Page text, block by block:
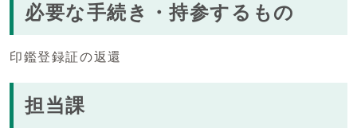
必要な手続き・持参するもの
印鑑登録証の返還
担当課